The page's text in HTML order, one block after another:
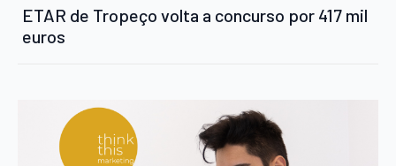
ETAR de Tropeço volta a concurso por 417 mil
euros